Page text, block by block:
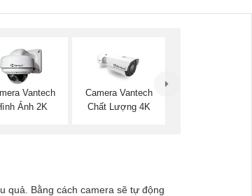
Vantech
Ảnh 2K
Camera Vantech
Chất Lượng 4K
quả. Bằng cách camera sẽ tự động